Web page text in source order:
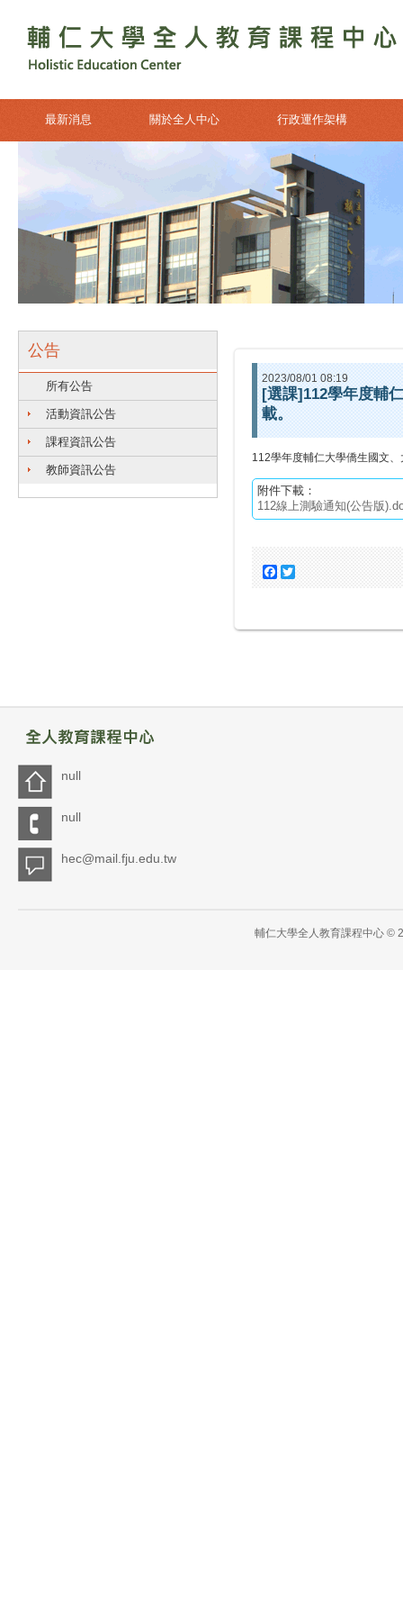
最新消息 關於全人中心 行政運作架構
公告
所有公告
活動資訊公告
課程資訊公告
教師資訊公告
2023/08/01 08:19
[選課]112學年度輔
載。
112學年度輔仁大學僑生國文
附件下載：
112線上測驗通知(公告版
Facebook
null
null
hec@mail.fju.edu.tw
輔仁大學全人教育課程中心 ©